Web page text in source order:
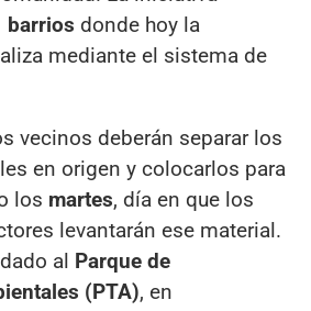
barrios donde hoy la
mediante el sistema de
vecinos deberán separar los
en origen y colocarlos para
los martes, día en que los
levantarán ese material.
al Parque de
(PTA), en